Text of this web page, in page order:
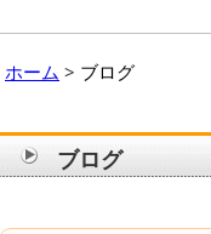
ホーム ブログ
ブログ